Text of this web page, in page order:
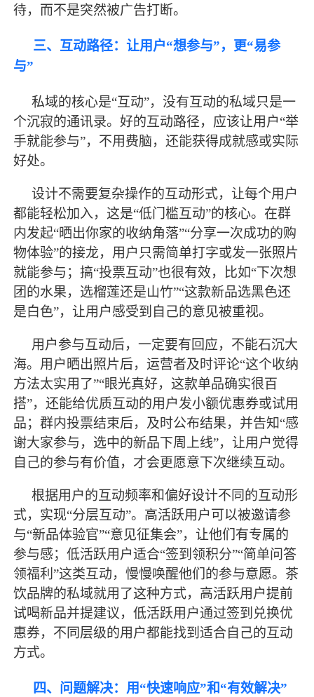
待，而不是突然被广告打断。
三、互动路径：让用户“想参与”，更“易参
与”
私域的核心是“互动”，没有互动的私域只是一
个沉寂的通讯录。好的互动路径，应该让用户“举
手就能参与”，不用费脑，还能获得成就感或实际
好处。
设计不需要复杂操作的互动形式，让每个用户
都能轻松加入，这是“低门槛互动”的核心。在群
内发起“晒出你家的收纳角落”“分享一次成功的购
物体验”的接龙，用户只需简单打字或发一张照片
就能参与；搞“投票互动”也很有效，比如“下次想
团的水果，选榴莲还是山竹”“这款新品选黑色还
是白色”，让用户感受到自己的意见被重视。
用户参与互动后，一定要有回应，不能石沉大
海。用户晒出照片后，运营者及时评论“这个收纳
方法太实用了”“眼光真好，这款单品确实很百
搭”，还能给优质互动的用户发小额优惠券或试用
品；群内投票结束后，及时公布结果，并告知“感
谢大家参与，选中的新品下周上线”，让用户觉得
自己的参与有价值，才会更愿意下次继续互动。
根据用户的互动频率和偏好设计不同的互动形
式，实现“分层互动”。高活跃用户可以被邀请参
与“新品体验官”“意见征集会”，让他们有专属的
参与感；低活跃用户适合“签到领积分”“简单问答
领福利”这类互动，慢慢唤醒他们的参与意愿。茶
饮品牌的私域就用了这种方式，高活跃用户提前
试喝新品并提建议，低活跃用户通过签到兑换优
惠券，不同层级的用户都能找到适合自己的互动
方式。
四、问题解决：用“快速响应”和“有效解决”